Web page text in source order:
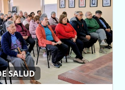
SALUD